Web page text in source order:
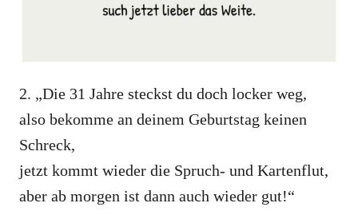
2. „Die 31 Jahre steckst du doch locker weg,
also bekomme an deinem Geburtstag keinen
Schreck,
jetzt kommt wieder die Spruch- und Kartenflut,
aber ab morgen ist dann auch wieder gut!“